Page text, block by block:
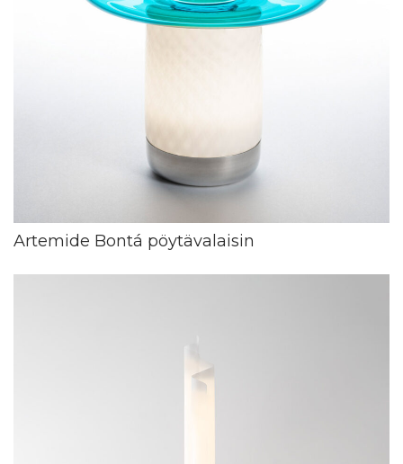
Artemide Bontá pöytävalaisin